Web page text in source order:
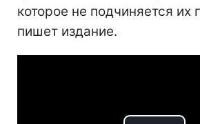
которое не подчиняется их
пишет издание.